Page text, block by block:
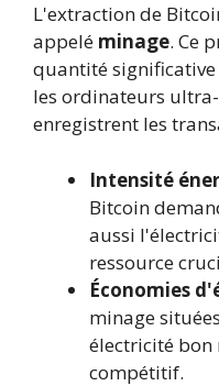
L'extraction de
appelé minage. Ce
quantité
les ordinateurs
enregistrent les
Intensité
Bitcoin
aussi
ressource
Économies
minage
électricité bon
compétitif.